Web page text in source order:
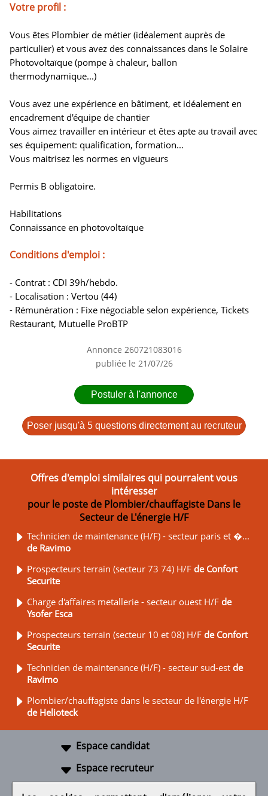
Votre profil :
Vous êtes Plombier de métier (idéalement auprès de
particulier) et vous avez des connaissances dans le Solaire
Photovoltaïque (pompe à chaleur, ballon
thermodynamique...)
Vous avez une expérience en bâtiment, et idéalement en
encadrement d'équipe de chantier
Vous aimez travailler en intérieur et êtes apte au travail avec
ses équipement: qualification, formation...
Vous maitrisez les normes en vigueurs
Permis B obligatoire.
Habilitations
Connaissance en photovoltaïque
Conditions d'emploi :
- Contrat : CDI 39h/hebdo.
- Localisation : Vertou (44)
- Rémunération : Fixe négociable selon expérience, Tickets
Restaurant, Mutuelle ProBTP
Annonce 260721083016
publiée le 21/07/26
Postuler à l'annonce
Poser jusqu'à 5 questions directement au recruteur
Offres d'emploi similaires qui pourraient vous
intéresser
pour le poste de Plombier/chauffagiste Dans le
Secteur de L'énergie H/F
Technicien de maintenance (H/F) - secteur paris et �...
de Ravimo
Prospecteurs terrain (secteur 73 74) H/F de Confort
Securite
Charge d'affaires metallerie - secteur ouest H/F de
Ysofer Esca
Prospecteurs terrain (secteur 10 et 08) H/F de Confort
Securite
Technicien de maintenance (H/F) - secteur sud-est de
Ravimo
Plombier/chauffagiste dans le secteur de l'énergie H/F
de Helioteck
Espace candidat
Espace recruteur